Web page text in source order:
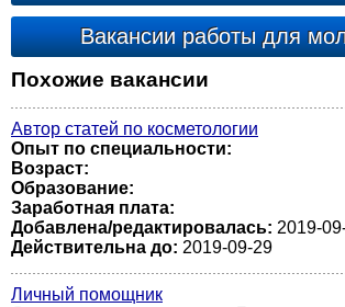
Вакансии работы для
Похожие вакансии
Автор статей по косметологии
Опыт по специальности:
Возраст:
Образование:
Заработная плата:
Добавлена/редактировалась: 2019-
Действительна до: 2019-09-29
Личный помощник